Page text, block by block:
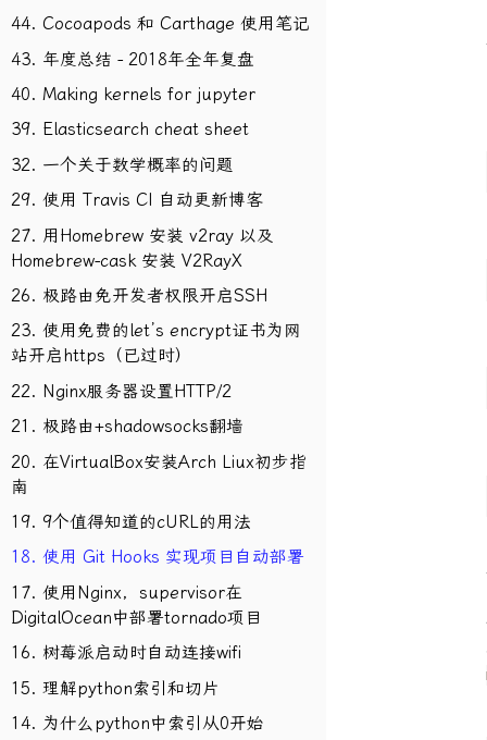
44. Cocoapods 和 Carthage 使用笔记
43. 年度总结 - 2018年全年复盘
40. Making kernels for jupyter
39. Elasticsearch cheat sheet
32. 一个关于数学概率的问题
29. 使用 Travis CI 自动更新博客
27. 用Homebrew 安装 v2ray 以及
Homebrew-cask 安装 V2RayX
26. 极路由免开发者权限开启SSH
23. 使用免费的let’s encrypt证书为网
站开启https（已过时）
22. Nginx服务器设置HTTP/2
21. 极路由+shadowsocks翻墙
20. 在VirtualBox安装Arch Liux初步指
南
19. 9个值得知道的cURL的用法
18. 使用 Git Hooks 实现项目自动部署
17. 使用Nginx，supervisor在
DigitalOcean中部署tornado项目
16. 树莓派启动时自动连接wifi
15. 理解python索引和切片
14. 为什么python中索引从0开始